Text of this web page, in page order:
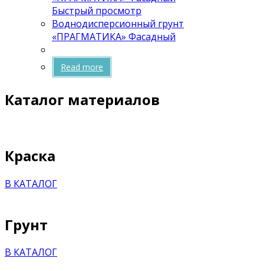
Быстрый просмотр
Воднодисперсионный грунт
«ПРАГМАТИКА» Фасадный
Read more
Каталог материалов
Краска
В КАТАЛОГ
Грунт
В КАТАЛОГ